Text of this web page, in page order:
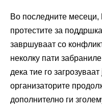
Во последните месеци,
протестите за
завршуваат со
неколку пати
дека тие го
организаторите
дополнително ги